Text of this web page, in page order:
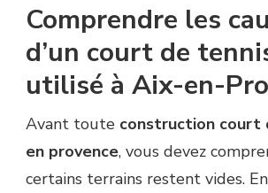
Comprendre les
d’un court de
utilisé à Aix-en-
Avant toute construction court
en provence, vous devez
certains terrains restent vides.